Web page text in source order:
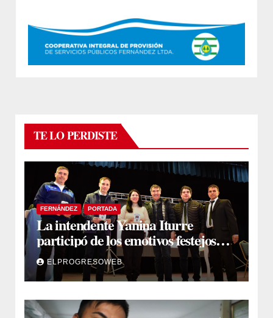
TE LO PERDISTE
FERNÁNDEZ PORTADA
La intendente Yanina Iturre
participó de los emotivos festejos
por el Aniversario del Taekwon-Do
en Fernández
ELPROGRESOWEB